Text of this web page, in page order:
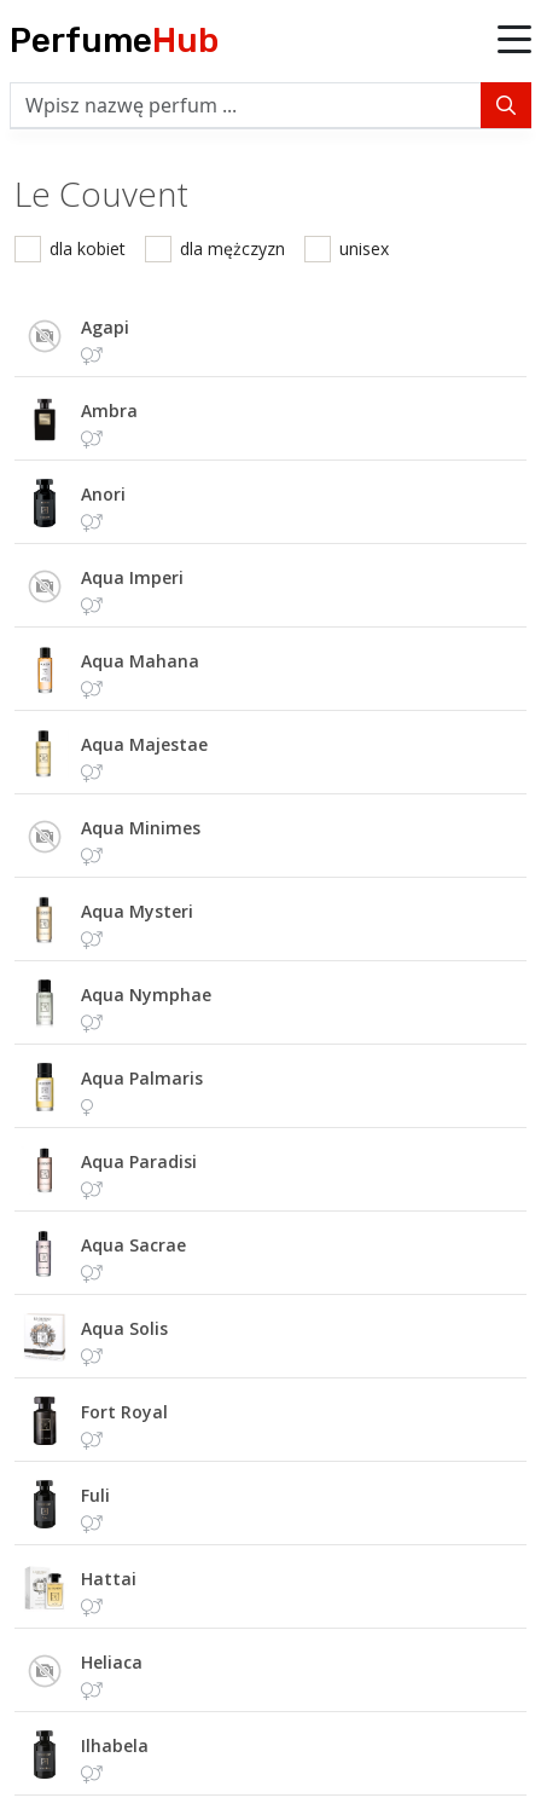
PerfumeHub
Le Couvent
dla kobiet dla mężczyzn unisex
Agapi
Ambra
Anori
Aqua Imperi
Aqua Mahana
Aqua Majestae
Aqua Minimes
Aqua Mysteri
Aqua Nymphae
Aqua Palmaris
Aqua Paradisi
Aqua Sacrae
Aqua Solis
Fort Royal
Fuli
Hattai
Heliaca
Ilhabela